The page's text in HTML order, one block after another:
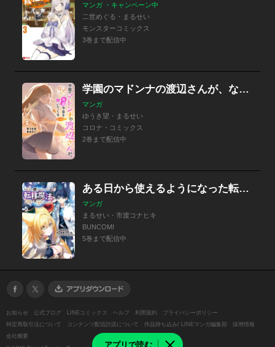
アプリで読む
マンガ ・キャンペーン中
二世めぐる・まるせい
モンスターコミックス
3巻まで配信中
学園のマドンナの渡辺さんが、なぜか毎週予定を聞いてくる@COMIC
マンガ
ゆうき望・まるせい
コロナ・コミックス
2巻まで配信中
ある日から使えるようになった転移魔法が万能で生きるのが楽しくなりました
マンガ
まるせい・市渡コナヒキ
BUNCOMI
5巻まで配信中
お知らせ 公式ブログ LINEコミックス ヘルプ 利用規約
プライバシーポリシー
特定商取引法について
コンテンツ配信許諾について 作品持ち込み/ LINEマンガ編集部
採用情報
会社概要